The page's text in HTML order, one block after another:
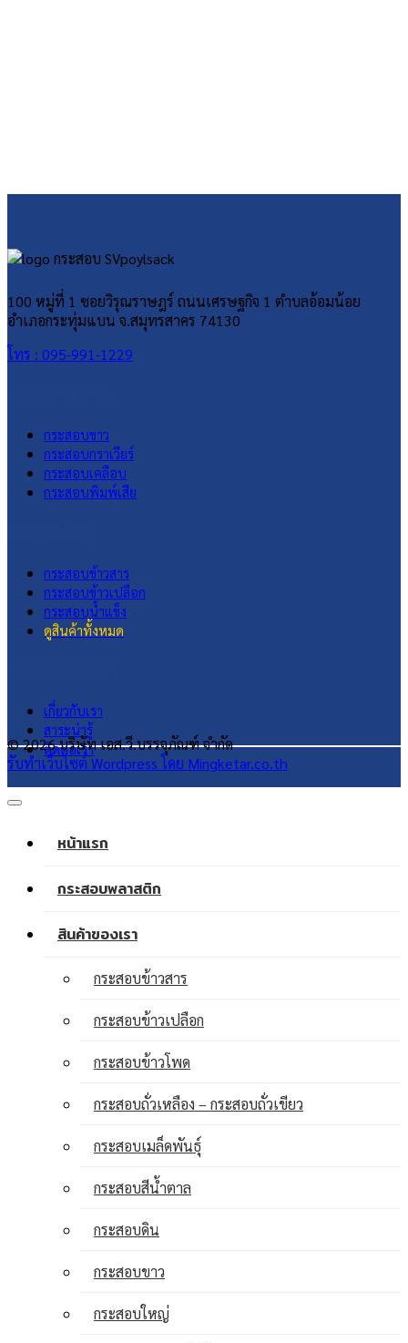
100 หมู่ที่ 1 ซอยวิรุณราษฎร์ ถนนเศรษฐกิจ 1 ตำบลอ้อมน้อย
อำเภอกระทุ่มแบน จ.สมุทรสาคร 74130
โทร : 095-991-1229
กระสอบขาว
กระสอบกราเวียร์
กระสอบเคลือบ
กระสอบพิมพ์เสีย
กระสอบข้าวสาร
กระสอบข้าวเปลือก
กระสอบน้ำแข็ง
ดูสินค้าทั้งหมด
เกี่ยวกับเรา
สาระน่ารู้
ติดต่อเรา
© 2026 บริษัท เอส.วี.บรรจุภัณฑ์ จำกัด
รับทำเว็บไซต์ Wordpress โดย Mingketar.co.th
หน้าแรก
กระสอบพลาสติก
สินค้าของเรา
กระสอบข้าวสาร
กระสอบข้าวเปลือก
กระสอบข้าวโพด
กระสอบถั่วเหลือง – กระสอบถั่วเขียว
กระสอบเมล็ดพันธุ์
กระสอบสีน้ำตาล
กระสอบดิน
กระสอบขาว
กระสอบใหญ่